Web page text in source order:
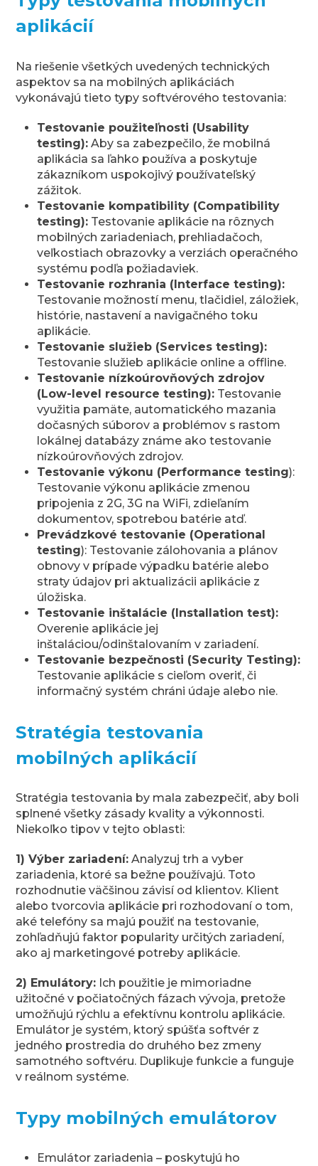
aplikácií
Na riešenie všetkých uvedených technických
aspektov sa na mobilných aplikáciách
vykonávajú tieto typy softvérového testovania:
Testovanie použiteľnosti (Usability
testing): Aby sa zabezpečilo, že mobilná
aplikácia sa ľahko používa a poskytuje
zákazníkom uspokojivý používateľský
zážitok.
Testovanie kompatibility (Compatibility
testing): Testovanie aplikácie na rôznych
mobilných zariadeniach, prehliadačoch,
veľkostiach obrazovky a verziách operačného
systému podľa požiadaviek.
Testovanie rozhrania (Interface testing):
Testovanie možností menu, tlačidiel, záložiek,
histórie, nastavení a navigačného toku
aplikácie.
Testovanie služieb (Services testing):
Testovanie služieb aplikácie online a offline.
Testovanie nízkoúrovňových zdrojov
(Low-level resource testing): Testovanie
využitia pamäte, automatického mazania
dočasných súborov a problémov s rastom
lokálnej databázy známe ako testovanie
nízkoúrovňových zdrojov.
Testovanie výkonu (Performance testing):
Testovanie výkonu aplikácie zmenou
pripojenia z 2G, 3G na WiFi, zdieľaním
dokumentov, spotrebou batérie atď.
Prevádzkové testovanie (Operational
testing): Testovanie zálohovania a plánov
obnovy v prípade výpadku batérie alebo
straty údajov pri aktualizácii aplikácie z
úložiska.
Testovanie inštalácie (Installation test):
Overenie aplikácie jej
inštaláciou/odinštalovaním v zariadení.
Testovanie bezpečnosti (Security Testing):
Testovanie aplikácie s cieľom overiť, či
informačný systém chráni údaje alebo nie.
Stratégia testovania
mobilných aplikácií
Stratégia testovania by mala zabezpečiť, aby boli
splnené všetky zásady kvality a výkonnosti.
Niekoľko tipov v tejto oblasti:
1) Výber zariadení: Analyzuj trh a vyber
zariadenia, ktoré sa bežne používajú. Toto
rozhodnutie väčšinou závisí od klientov. Klient
alebo tvorcovia aplikácie pri rozhodovaní o tom,
aké telefóny sa majú použiť na testovanie,
zohľadňujú faktor popularity určitých zariadení,
ako aj marketingové potreby aplikácie.
2) Emulátory: Ich použitie je mimoriadne
užitočné v počiatočných fázach vývoja, pretože
umožňujú rýchlu a efektívnu kontrolu aplikácie.
Emulátor je systém, ktorý spúšťa softvér z
jedného prostredia do druhého bez zmeny
samotného softvéru. Duplikuje funkcie a funguje
v reálnom systéme.
Typy mobilných emulátorov
Emulátor zariadenia – poskytujú ho